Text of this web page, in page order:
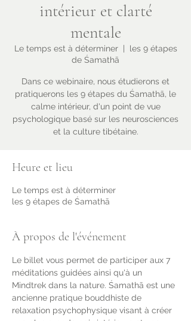
intérieur et clarté
mentale
Le temps est à déterminer
  |
les 9 étapes
de Śamathā
Dans ce webinaire, nous étudierons et
pratiquerons les 9 étapes du Śamathā, le
calme intérieur, d'un point de vue
psychologique basé sur les neurosciences
et la culture tibétaine.
Heure et lieu
Le temps est à déterminer
les 9 étapes de Śamathā
À propos de l'événement
Le billet vous permet de participer aux 7
méditations guidées ainsi qu'à un
Mindtrek dans la nature. Śamathā est une
ancienne pratique bouddhiste de
relaxation psychophysique visant à créer